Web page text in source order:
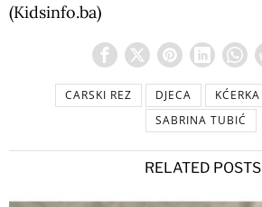
(Kidsinfo.ba)
CARSKI REZ DJECA KĆERKA
SABRINA TUBIĆ
RELATED POSTS